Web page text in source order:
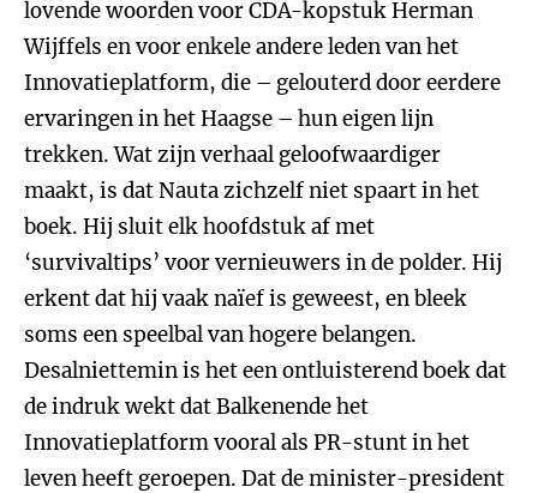
lovende woorden voor CDA-kopstuk Herman
Wijffels en voor enkele andere leden van het
Innovatieplatform, die – gelouterd door eerdere
ervaringen in het Haagse – hun eigen lijn
trekken. Wat zijn verhaal geloofwaardiger
maakt, is dat Nauta zichzelf niet spaart in het
boek. Hij sluit elk hoofdstuk af met
‘survivaltips’ voor vernieuwers in de polder. Hij
erkent dat hij vaak naïef is geweest, en bleek
soms een speelbal van hogere belangen.
Desalniettemin is het een ontluisterend boek dat
de indruk wekt dat Balkenende het
Innovatieplatform vooral als PR-stunt in het
leven heeft geroepen. Dat de minister-president